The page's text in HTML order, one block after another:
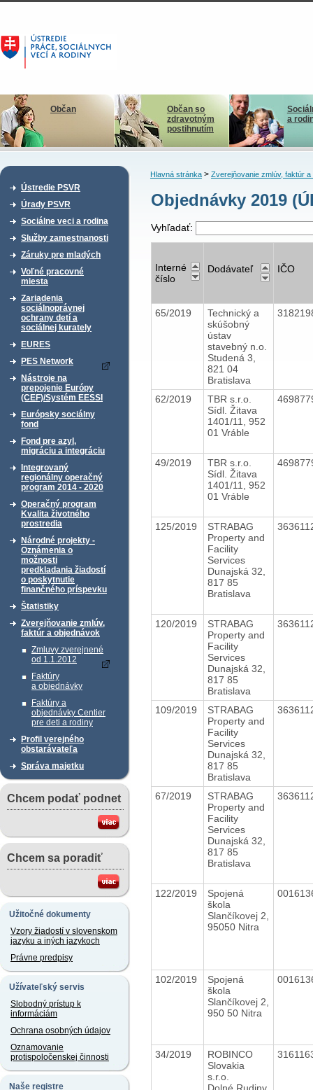
Občan
Občan so
zdravotným
postihnutím
a
Ústredie PSVR
Úrady PSVR
Sociálne veci a rodina
Služby zamestnanosti
Záruky pre mladých
Voľné pracovné
miesta
Zariadenia
sociálnoprávnej
ochrany detí a
sociálnej kurately
EURES
PES Network
Nástroje na
prepojenie Európy
(CEF)/Systém EESSI
Európsky sociálny
fond
Fond pre azyl,
migráciu a integráciu
Integrovaný
regionálny operačný
program 2014 - 2020
Operačný program
Kvalita životného
prostredia
Národné projekty -
Oznámenia o
možnosti
predkladania žiadostí
o poskytnutie
finančného príspevku
Štatistiky
Zverejňovanie zmlúv,
faktúr a objednávok
Zmluvy zverejnené
od 1.1.2012
Faktúry
a objednávky
Faktúry a
objednávky Centier
pre deti a rodiny
Profil verejného
obstarávateľa
Správa majetku
Chcem podať podnet
Chcem sa poradiť
Užitočné dokumenty
Vzory žiadostí v slovenskom
jazyku a iných jazykoch
Právne predpisy
Užívateľský servis
Slobodný prístup k
informáciám
Ochrana osobných údajov
Oznamovanie
protispoločenskej činnosti
Naše registre
Hlavná stránka> Zverejňovanie zmlúv, faktúr a
Objednávky 2019
Vyhľadať:
Interné
číslo
Dodávateľ IČO
65/2019
Technický a
skúšobný
ústav
stavebný n.o.
Studená 3,
821 04
Bratislava
62/2019
TBR s.r.o.
Sídl. Žitava
1401/11, 952
01 Vráble
49/2019
TBR s.r.o.
Sídl. Žitava
1401/11, 952
01 Vráble
125/2019
STRABAG
Property and
Facility
Services
Dunajská 32,
817 85
Bratislava
120/2019
STRABAG
Property and
Facility
Services
Dunajská 32,
817 85
Bratislava
109/2019
STRABAG
Property and
Facility
Services
Dunajská 32,
817 85
Bratislava
67/2019
STRABAG
Property and
Facility
Services
Dunajská 32,
817 85
Bratislava
122/2019
Spojená
škola
Slančíkovej 2,
95050 Nitra
102/2019
Spojená
škola
Slančíkovej 2,
950 50 Nitra
34/2019
ROBINCO
Slovakia
s.r.o.